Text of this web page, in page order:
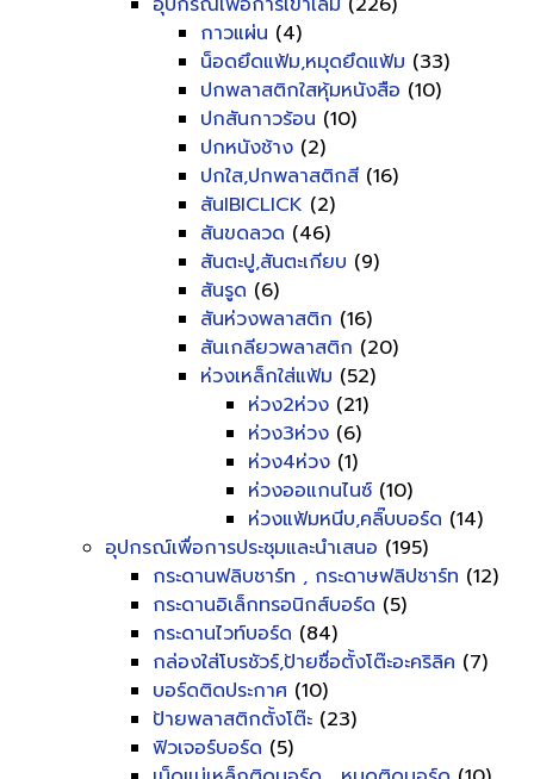
กาวแผ่น (4)
น็อดยึดแฟ้ม,หมุดยึดแฟ้ม (33)
ปกพลาสติกใสหุ้มหนังสือ (10)
ปกสันกาวร้อน (10)
ปกหนังช้าง (2)
ปกใส,ปกพลาสติกสี (16)
สันIBICLICK (2)
สันขดลวด (46)
สันตะปู,สันตะเกียบ (9)
สันรูด (6)
สันห่วงพลาสติก (16)
สันเกลียวพลาสติก (20)
ห่วงเหล็กใส่แฟ้ม (52)
ห่วง2ห่วง (21)
ห่วง3ห่วง (6)
ห่วง4ห่วง (1)
ห่วงออแกนไนซ์ (10)
ห่วงแฟ้มหนีบ,คลิ๊บบอร์ด (14)
อุปกรณ์เพื่อการประชุมและนำเสนอ (195)
กระดานฟลิบชาร์ท , กระดาษฟลิปชาร์ท (12)
กระดานอิเล็กทรอนิกส์บอร์ด (5)
กระดานไวท์บอร์ด (84)
กล่องใส่โบรชัวร์,ป้ายชื่อตั้งโต๊ะอะคริลิค (7)
บอร์ดติดประกาศ (10)
ป้ายพลาสติกตั้งโต๊ะ (23)
ฟิวเจอร์บอร์ด (5)